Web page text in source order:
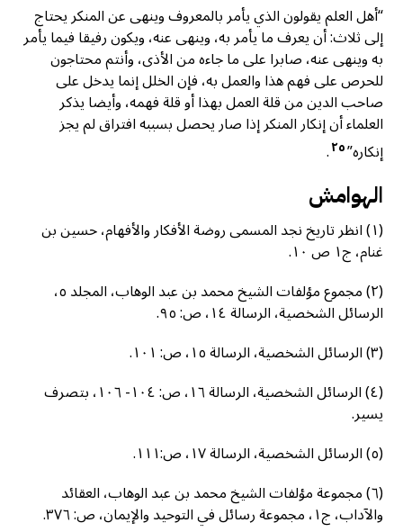
“أهل العلم يقولون الذي يأمر بالمعروف وينهى عن المنكر يحتاج
إلى ثلاث: أن يعرف ما يأمر به، وينهى عنه، ويكون رفيقا فيما يأمر
به وينهى عنه، صابرا على ما جاءه من الأذى، وأنتم محتاجون
للحرص على فهم هذا والعمل به، فإن الخلل إنما يدخل على
صاحب الدين من قلة العمل بهذا أو قلة فهمه، وأيضا يذكر
العلماء أن إنكار المنكر إذا صار يحصل بسببه افتراق لم يجز
إنكاره”٢٥.
الهوامش
(١) انظر تاريخ نجد المسمى روضة الأفكار والأفهام، حسين بن
غنام، ج١ ص ١٠.
(٢) مجموع مؤلفات الشيخ محمد بن عبد الوهاب، المجلد ٥،
الرسائل الشخصية، الرسالة ١٤، ص: ٩٥.
(٣) الرسائل الشخصية، الرسالة ١٥، ص: ١٠١.
(٤) الرسائل الشخصية، الرسالة ١٦، ص: ١٠٤- ١٠٦، بتصرف
يسير.
(٥) الرسائل الشخصية، الرسالة ١٧، ص:١١١.
(٦) مجموعة مؤلفات الشيخ محمد بن عبد الوهاب، العقائد
والآداب، ج١، مجموعة رسائل في التوحيد والإيمان، ص: ٣٧٦.